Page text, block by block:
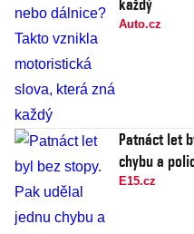
každý
Auto.cz
Patnáct let
chybu a
E15.cz